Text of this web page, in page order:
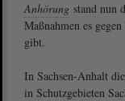
Anhörung stand nun
Maßnahmen es
gibt.
In Sachsen-Anhalt
in Schutzgebieten